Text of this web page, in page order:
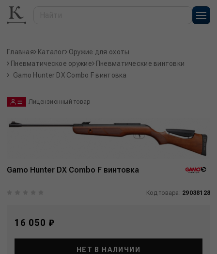
Главная Каталог Оружие для охоты
Пневматическое оружие
Пневматические винтовки
Gamo Hunter DX Combo F винтовка
Лицензионный товар
Gamo Hunter DX Combo F винтовка
Код товара: 29038128
16 050 ₽
НЕТ В НАЛИЧИИ